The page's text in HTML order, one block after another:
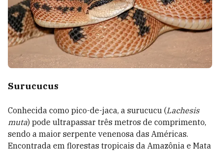
Surucucus
Conhecida como pico-de-jaca, a surucucu (Lachesis
muta) pode ultrapassar três metros de comprimento,
sendo a maior serpente venenosa das Américas.
Encontrada em florestas tropicais da Amazônia e Mata